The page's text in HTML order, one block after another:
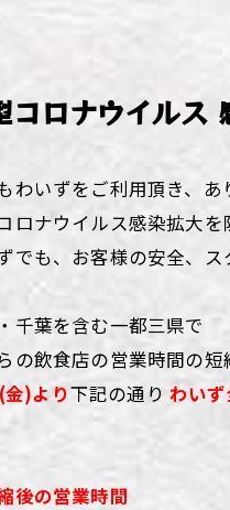
コロナウイルス
わいずをご利用頂き、あ
ロナウイルス感染拡大を
でも、お客様の安全、ス
千葉を含む一都三県で
の飲食店の営業時間の短
)より下記の通り わい
後の営業時間